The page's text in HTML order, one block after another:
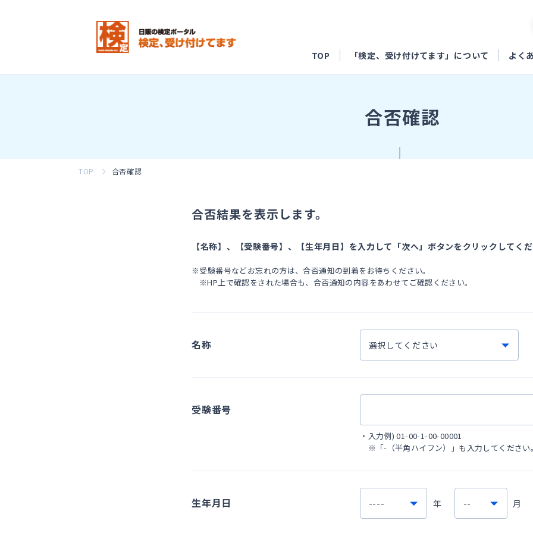
TOP 「検定、受け付けてます」について よく
合否確認
TOP 合否確認
合否結果を表示します。
【名称】、【受験番号】、【生年月日】を入力して「次へ」ボタンをクリックしてく
※受験番号などお忘れの方は、合否通知の到着をお待ちください。
※HP上で確認をされた場合も、合否通知の内容をあわせてご確認ください。
名称
受験番号
・ 入力例) 01-00-1-00-00001
※「-（半角ハイフン）」も入力してください
生年月日 年 月